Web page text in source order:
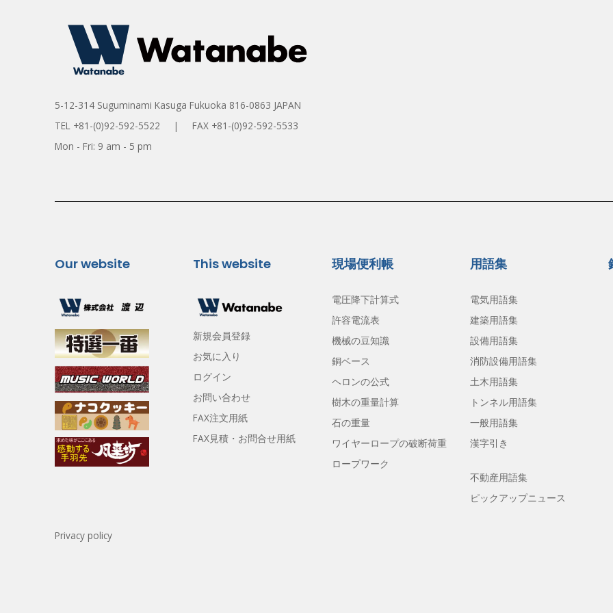
5-12-314 Suguminami Kasuga Fukuoka 816-0863 JAPAN
TEL +81-(0)92-592-5522 | FAX +81-(0)92-592-5533
Mon - Fri: 9 am - 5 pm
Our website This website
新規会員登録
お気に入り
ログイン
お問い合わせ
FAX注文用紙
FAX見積・お問合せ用紙
現場便利帳
電圧降下計算式
許容電流表
機械の豆知識
銅ベース
ヘロンの公式
樹木の重量計算
石の重量
ワイヤーロープの破断荷重
ロープワーク
用語集
電気用語集
建築用語集
設備用語集
消防設備用語集
土木用語集
トンネル用語集
一般用語集
漢字引き
不動産用語集
ピックアップニュース
Privacy policy